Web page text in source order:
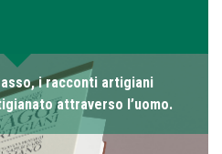
i racconti artigiani
attraverso l’uomo.